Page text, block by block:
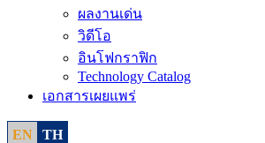
ผลงานเด่น
วิดีโอ
อินโฟกราฟิก
Technology Catalog
เอกสารเผยแพร่
EN TH